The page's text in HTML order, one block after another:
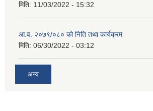
मिति: 11/03/2022 - 15:32
आ.व. २०७९/०८० को निति तथा कार्यक्रम
मिति: 06/30/2022 - 03:12
अन्य